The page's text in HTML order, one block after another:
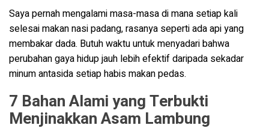
Saya pernah mengalami masa-masa di mana setiap kali
selesai makan nasi padang, rasanya seperti ada api yang
membakar dada. Butuh waktu untuk menyadari bahwa
perubahan gaya hidup jauh lebih efektif daripada sekadar
minum antasida setiap habis makan pedas.
7 Bahan Alami yang Terbukti
Menjinakkan Asam Lambung